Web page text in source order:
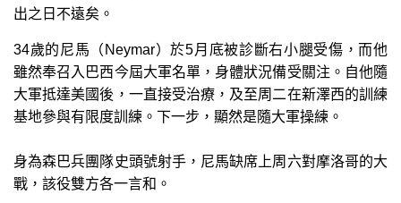
出之日不遠矣。
34歲的尼馬（Neymar）於5月底被診斷右小腿受傷，而他
雖然奉召入巴西今屆大軍名單，身體狀況備受關注。自他隨
大軍抵達美國後，一直接受治療，及至周二在新澤西的訓練
基地參與有限度訓練。下一步，顯然是隨大軍操練。
身為森巴兵團隊史頭號射手，尼馬缺席上周六對摩洛哥的大
戰，該役雙方各一言和。